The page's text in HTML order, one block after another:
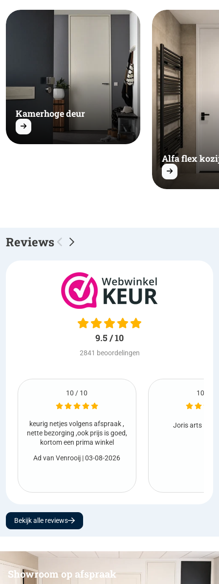
Kamerhoge deur
Alfa flex
Reviews
9.5 / 10
2841 beoordelingen
Joris arts| 01-08-2026 Netjes
Bekijk alle reviews
Showroom op afspraak